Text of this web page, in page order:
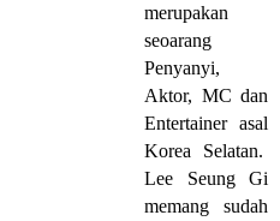
merupakan
seoarang
Penyanyi,
Aktor, MC dan
Entertainer asal
Korea Selatan.
Lee Seung Gi
memang sudah